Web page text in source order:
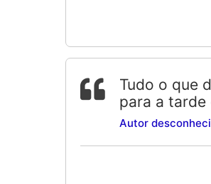
Tudo o que
para a tarde
Autor